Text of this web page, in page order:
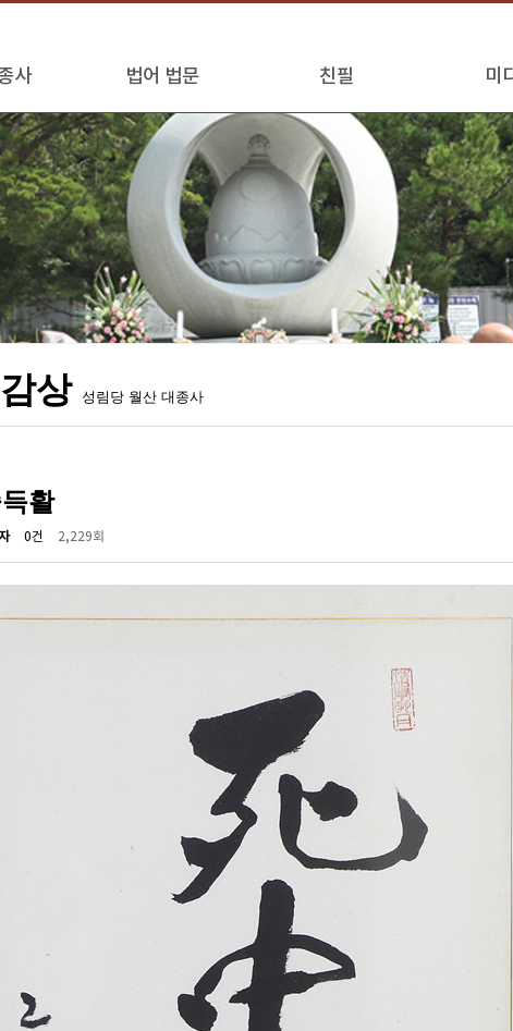
사 법어 법문 친필 미
상 성림당 월산 대종사
활
0건 2,229회